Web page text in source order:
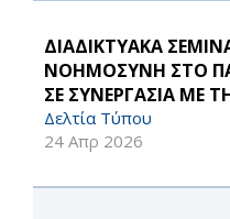
ΔΙΑΔΙΚΤΥΑΚΑ
ΝΟΗΜΟΣΥΝΗ ΣΤΟ
ΣΕ ΣΥΝΕΡΓΑΣΙΑ ΜΕ
Δελτία Τύπου
24 Απρ 2026